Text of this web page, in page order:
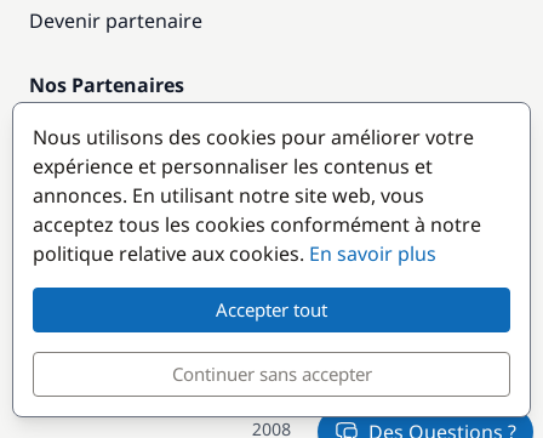
Devenir partenaire
Nos Partenaires
Destinations populaires
© GlobeSailor
Croisières & Location de bateaux depuis
2008
Des Questions ?
Nous utilisons des cookies pour améliorer votre
expérience et personnaliser les contenus et
annonces. En utilisant notre site web, vous
acceptez tous les cookies conformément à notre
politique relative aux cookies. En savoir plus
Accepter tout
Continuer sans accepter